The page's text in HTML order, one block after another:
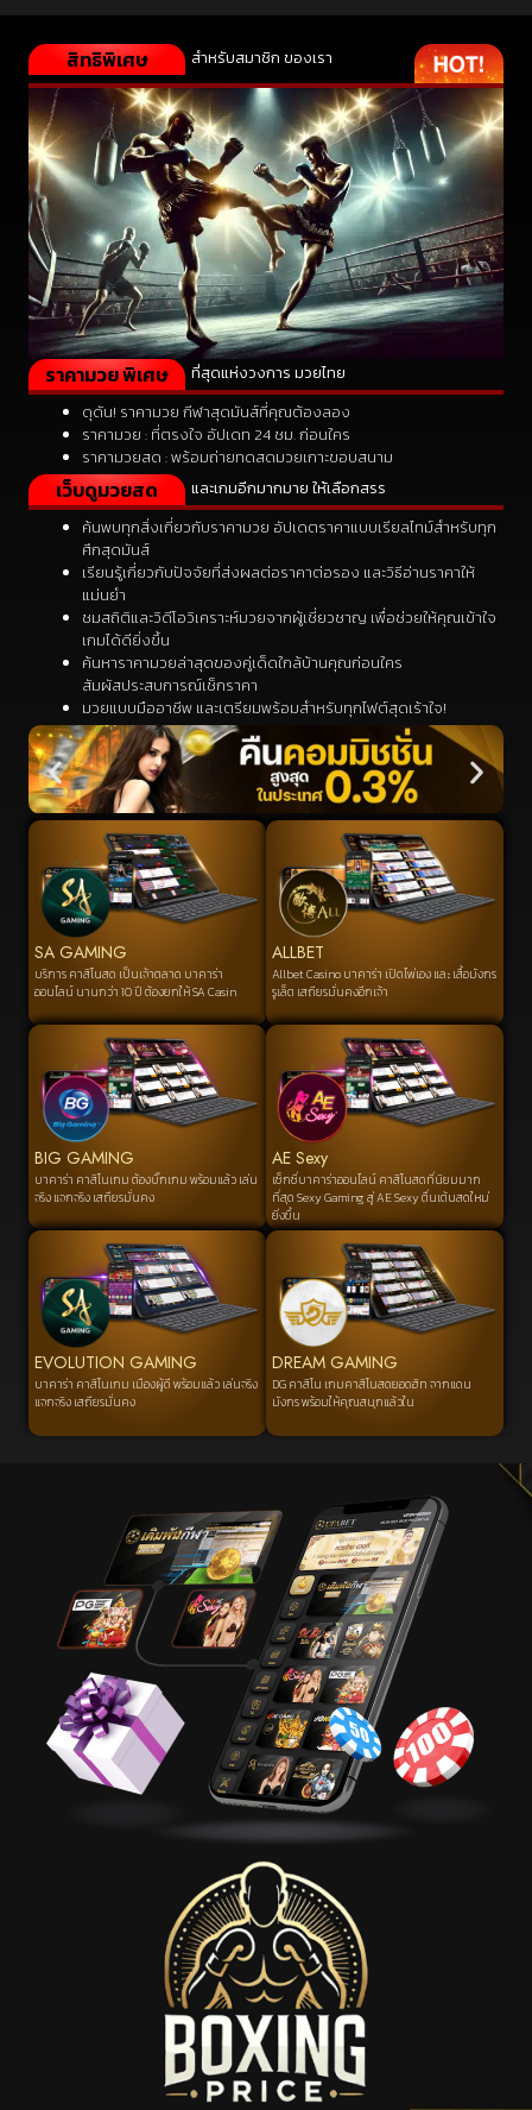
สิทธิพิเศษ สำหรับสมาชิก ของเรา
ราคามวย พิเศษ
ที่สุดแห่งวงการ มวยไทย
ดุดัน! ราคามวย กีฬาสุดมันส์ที่คุณต้องลอง
ราคามวย : ที่ตรงใจ อัปเดท 24 ชม. ก่อนใคร
ราคามวยสด : พร้อมถ่ายทดสดมวยเกาะขอบสนาม
เว็บดูมวยสด
และเกมอีกมากมาย ให้เลือกสรร
ค้นพบทุกสิ่งเกี่ยวกับราคามวย อัปเดตราคาแบบเรียลไทม์สำหรับทุก
ศึกสุดมันส์
เรียนรู้เกี่ยวกับปัจจัยที่ส่งผลต่อราคาต่อรอง และวิธีอ่านราคาให้
แม่นยำ
ชมสถิติและวิดีโอวิเคราะห์มวยจากผู้เชี่ยวชาญ เพื่อช่วยให้คุณเข้าใจ
เกมได้ดียิ่งขึ้น
ค้นหาราคามวยล่าสุดของคู่เด็ดใกล้บ้านคุณก่อนใคร
สัมผัสประสบการณ์เช็กราคา
มวยแบบมืออาชีพ และเตรียมพร้อมสำหรับทุกไฟต์สุดเร้าใจ!
SA GAMING
บริการ คาสิโนสด เป็นเจ้าตลาด บาคาร่า
ออนไลน์ นานกว่า 10 ปี ต้องยกให้ SA Casin
ALLBET
Allbet Casino บาคาร่า เปิดไพ่เอง และ เสื้อมังกร
รูเล็ต เสถียรมั่นคงอีกเจ้า
BIG GAMING
บาคาร่า คาสิโนเกม ต้องบิ๊กเกม พร้อมแล้ว เล่น
จริง แจกจริง เสถียรมั่นคง
AE Sexy
เซ็กซี่บาคาร่าออนไลน์ คาสิโนสดที่นิยมมาก
ที่สุด Sexy Gaming สู่ AE Sexy ตื่นเต้นสดใหม่
ยิ่งขึ้น
EVOLUTION GAMING
บาคาร่า คาสิโนเกม เมืองผู้ดี พร้อมแล้ว เล่นจริง
แจกจริง เสถียรมั่นคง
DREAM GAMING
DG คาสิโน เกมคาสิโนสดยอดฮิท จากแดน
มังกร พร้อมให้คุณสนุกแล้วใน